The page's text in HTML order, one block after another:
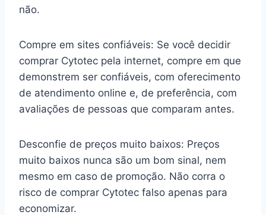
não.
Compre em sites confiáveis: Se você decidir
comprar Cytotec pela internet, compre em que
demonstrem ser confiáveis, com oferecimento
de atendimento online e, de preferência, com
avaliações de pessoas que comparam antes.
Desconfie de preços muito baixos: Preços
muito baixos nunca são um bom sinal, nem
mesmo em caso de promoção. Não corra o
risco de comprar Cytotec falso apenas para
economizar.